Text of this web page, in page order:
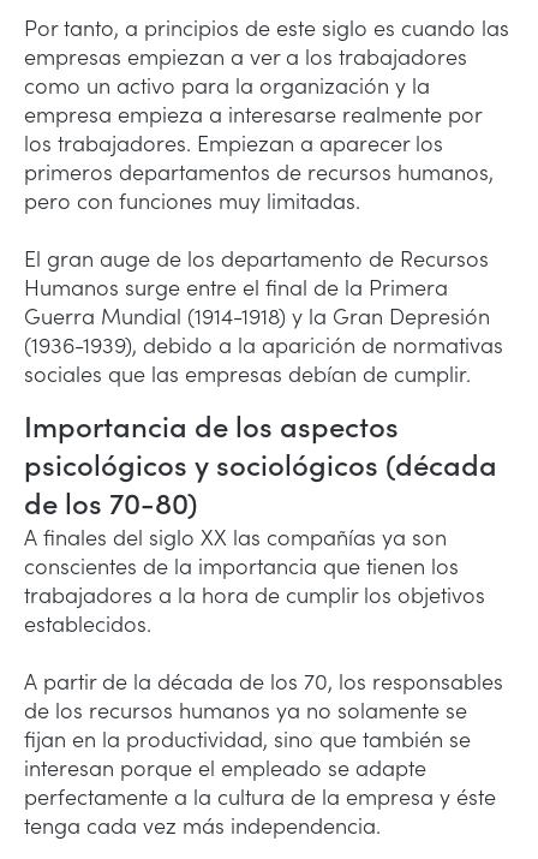
Por tanto, a principios de este siglo es cuando las
empresas empiezan a ver a los trabajadores
como un activo para la organización y la
empresa empieza a interesarse realmente por
los trabajadores. Empiezan a aparecer los
primeros departamentos de recursos humanos,
pero con funciones muy limitadas.
El gran auge de los departamento de Recursos
Humanos surge entre el final de la Primera
Guerra Mundial (1914-1918) y la Gran Depresión
(1936-1939), debido a la aparición de normativas
sociales que las empresas debían de cumplir.
Importancia de los aspectos
psicológicos y sociológicos (década
de los 70-80)
A finales del siglo XX las compañías ya son
conscientes de la importancia que tienen los
trabajadores a la hora de cumplir los objetivos
establecidos.
A partir de la década de los 70, los responsables
de los recursos humanos ya no solamente se
fijan en la productividad, sino que también se
interesan porque el empleado se adapte
perfectamente a la cultura de la empresa y éste
tenga cada vez más independencia.